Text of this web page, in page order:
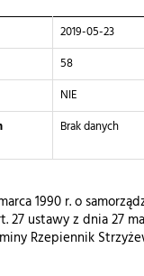
2019-05-23
58
NIE
Brak danych
1990 r. o
27 ustawy z dnia
Rzepiennik